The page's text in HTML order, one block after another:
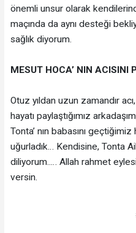
önemli unsur olarak
maçında da aynı desteği
sağlık diyorum.
MESUT HOCA’ NIN ACISINI
Otuz yıldan uzun zamandır
hayatı paylaştığımız
Tonta’ nın babasını
uğurladık… Kendisine, Tonta
diliyorum..… Allah rahmet
versin.